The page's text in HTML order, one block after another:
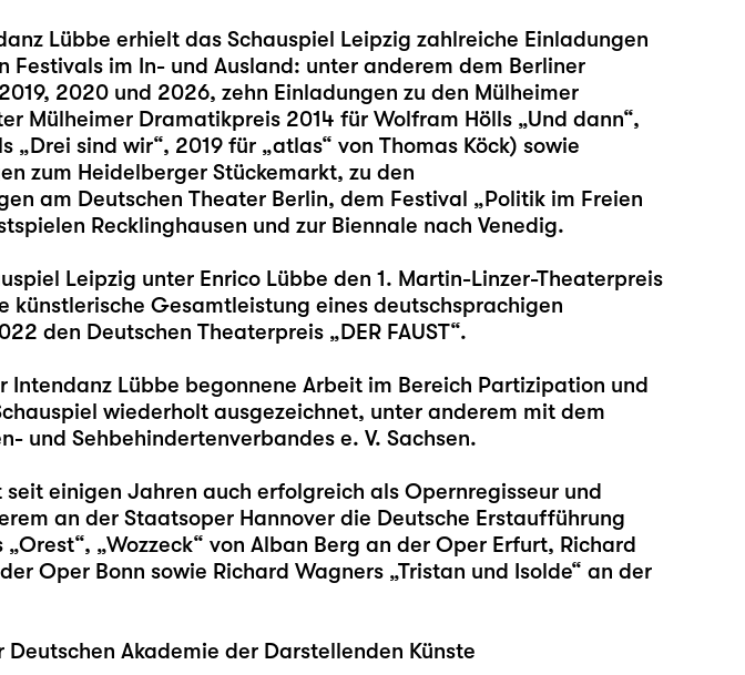
Lübbe erhielt das Schauspiel Leipzig zahlreiche Einladungen
Festivals im In- und Ausland: unter anderem dem Berliner
2020 und 2026, zehn Einladungen zu den Mülheimer
Mülheimer Dramatikpreis 2014 für Wolfram Hölls „Und dann“,
„Drei sind wir“, 2019 für „atlas“ von Thomas Köck) sowie
zum Heidelberger Stückemarkt, zu den
am Deutschen Theater Berlin, dem Festival „Politik im Freien
Recklinghausen und zur Biennale nach Venedig.
Leipzig unter Enrico Lübbe den 1. Martin-Linzer-Theaterpreis
künstlerische Gesamtleistung eines deutschsprachigen
den Deutschen Theaterpreis „DER FAUST“.
Intendanz Lübbe begonnene Arbeit im Bereich Partizipation und
wiederholt ausgezeichnet, unter anderem mit dem
und Sehbehindertenverbandes e. V. Sachsen.
einigen Jahren auch erfolgreich als Opernregisseur und
an der Staatsoper Hannover die Deutsche Erstaufführung
„Wozzeck“ von Alban Berg an der Oper Erfurt, Richard
Oper Bonn sowie Richard Wagners „Tristan und Isolde“ an der
Akademie der Darstellenden Künste